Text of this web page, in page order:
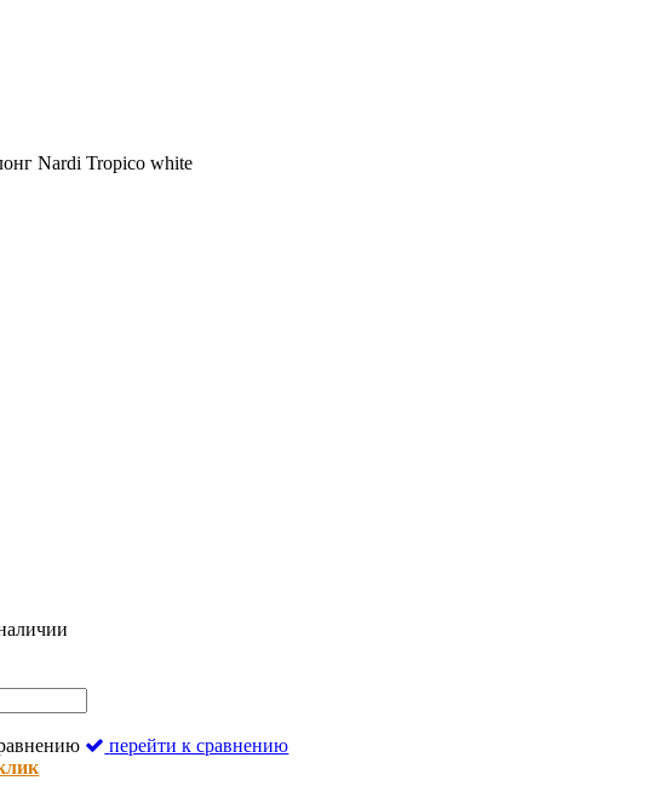
Nardi Tropico white
перейти к сравнению